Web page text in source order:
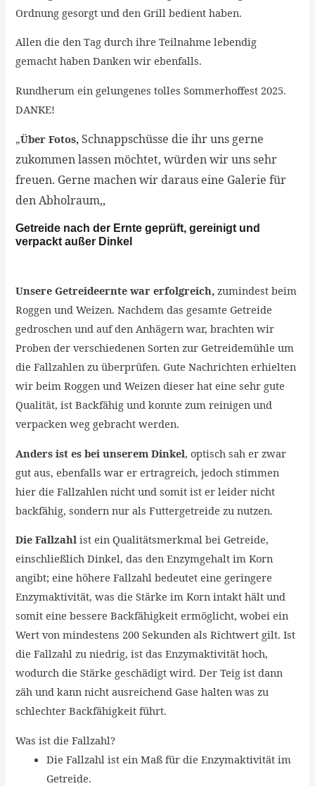
Ordnung gesorgt und den Grill bedient haben.
Allen die den Tag durch ihre Teilnahme lebendig
gemacht haben Danken wir ebenfalls.
Rundherum ein gelungenes tolles Sommerhoffest 2025.
DANKE!
„Über Fotos,Schnappschüsse die ihr uns gerne
zukommen lassen möchtet, würden wir uns sehr
freuen. Gerne machen wir daraus eine Galerie für
den Abholraum,,
Getreide nach der Ernte geprüft, gereinigt und
verpackt außer Dinkel
Unsere Getreideernte war erfolgreich, zumindest beim
Roggen und Weizen. Nachdem das gesamte Getreide
gedroschen und auf den Anhägern war, brachten wir
Proben der verschiedenen Sorten zur Getreidemühle um
die Fallzahlen zu überprüfen. Gute Nachrichten erhielten
wir beim Roggen und Weizen dieser hat eine sehr gute
Qualität, ist Backfähig und konnte zum reinigen und
verpacken weg gebracht werden.
Anders ist es bei unserem Dinkel, optisch sah er zwar
gut aus, ebenfalls war er ertragreich, jedoch stimmen
hier die Fallzahlen nicht und somit ist er leider nicht
backfähig, sondern nur als Futtergetreide zu nutzen.
Die Fallzahl ist ein Qualitätsmerkmal bei Getreide,
einschließlich Dinkel, das den Enzymgehalt im Korn
angibt;eine höhere Fallzahl bedeutet eine geringere
Enzymaktivität, was die Stärke im Korn intakt hält und
somit eine bessere Backfähigkeit ermöglicht, wobei ein
Wert von mindestens 200 Sekunden als Richtwert gilt. Ist
die Fallzahl zu niedrig, ist das Enzymaktivität hoch,
wodurch die Stärke geschädigt wird. Der Teig ist dann
zäh und kann nicht ausreichend Gase halten was zu
schlechter Backfähigkeit führt.
Was ist die Fallzahl?
Die Fallzahl ist ein Maß für die Enzymaktivität im
Getreide.